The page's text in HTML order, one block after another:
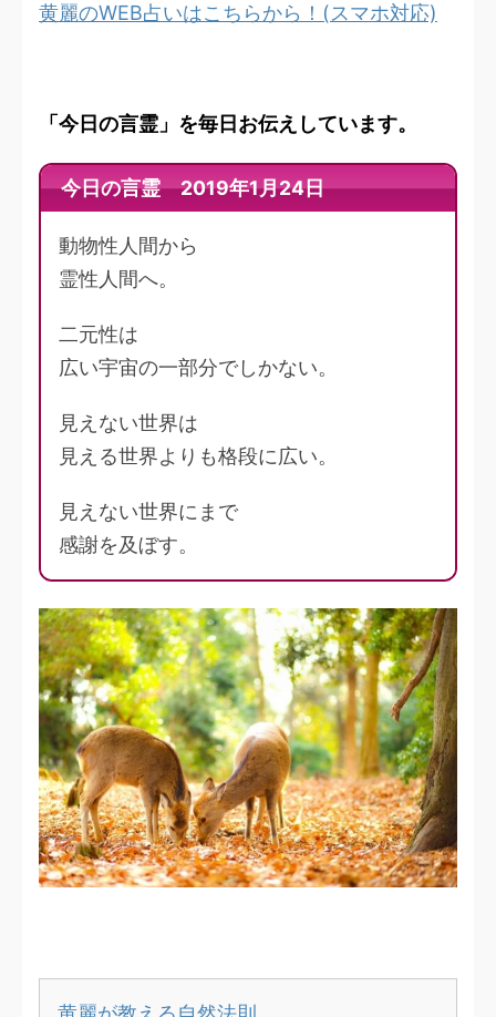
黄麗のWEB占いはこちらから！(スマホ対応)
「今日の言霊」を毎日お伝えしています。
今日の言霊 2019年1月24日
動物性人間から
霊性人間へ。
二元性は
広い宇宙の一部分でしかない。
見えない世界は
見える世界よりも格段に広い。
見えない世界にまで
感謝を及ぼす。